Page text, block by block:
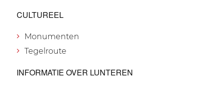
CULTUREEL
Monumenten
Tegelroute
INFORMATIE OVER LUNTEREN